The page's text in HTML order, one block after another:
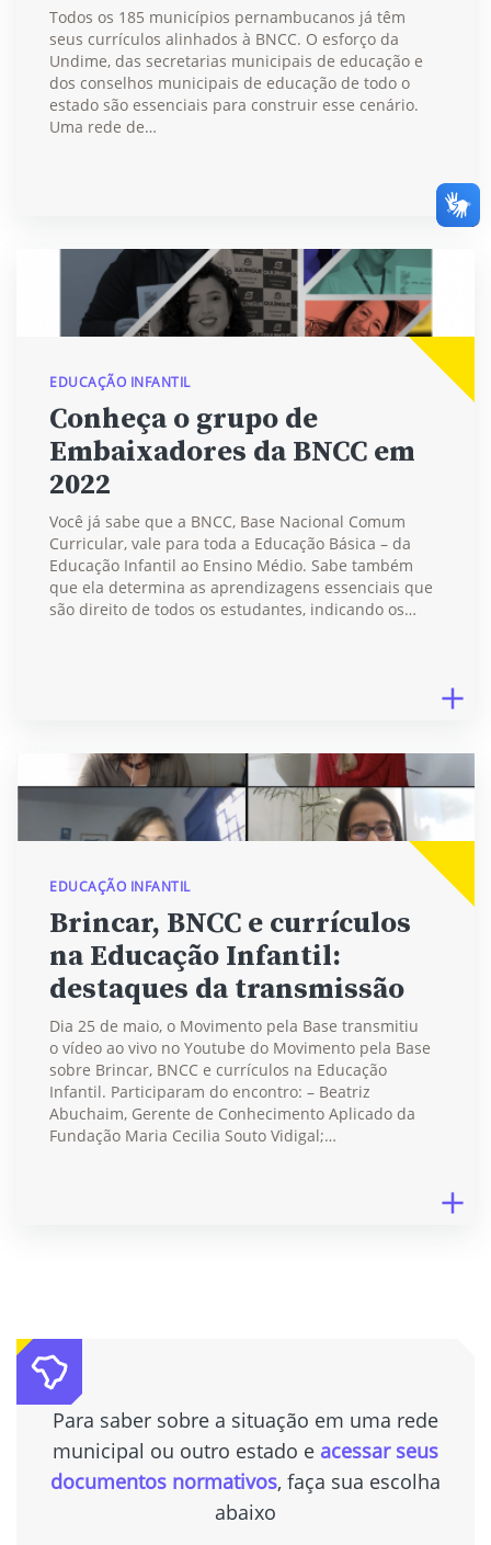
Todos os 185 municípios pernambucanos já têm
seus currículos alinhados à BNCC. O esforço da
Undime, das secretarias municipais de educação e
dos conselhos municipais de educação de todo o
estado são essenciais para construir esse cenário.
Uma rede de…
EDUCAÇÃO INFANTIL
Conheça o grupo de
Embaixadores da BNCC em
2022
Você já sabe que a BNCC, Base Nacional Comum
Curricular, vale para toda a Educação Básica – da
Educação Infantil ao Ensino Médio. Sabe também
que ela determina as aprendizagens essenciais que
são direito de todos os estudantes, indicando os…
EDUCAÇÃO INFANTIL
Brincar, BNCC e currículos
na Educação Infantil:
destaques da transmissão
Dia 25 de maio, o Movimento pela Base transmitiu
o vídeo ao vivo no Youtube do Movimento pela Base
sobre Brincar, BNCC e currículos na Educação
Infantil. Participaram do encontro: – Beatriz
Abuchaim, Gerente de Conhecimento Aplicado da
Fundação Maria Cecilia Souto Vidigal;…
Para saber sobre a situação em uma rede
municipal ou outro estado e acessar seus
documentos normativos, faça sua escolha
abaixo